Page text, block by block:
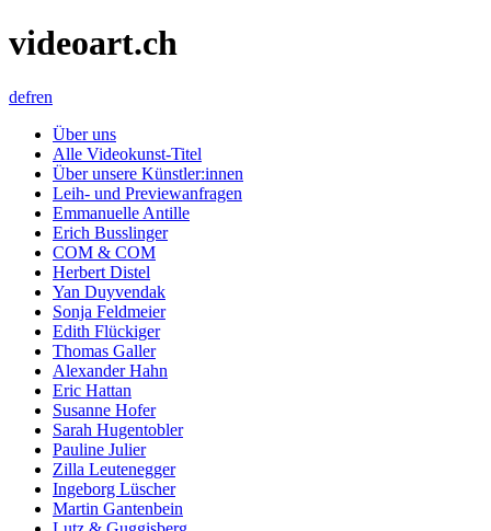
videoart.ch
defren
Über uns
Alle Videokunst-Titel
Über unsere Künstler:innen
Leih- und Previewanfragen
Emmanuelle Antille
Erich Busslinger
COM & COM
Herbert Distel
Yan Duyvendak
Sonja Feldmeier
Edith Flückiger
Thomas Galler
Alexander Hahn
Eric Hattan
Susanne Hofer
Sarah Hugentobler
Pauline Julier
Zilla Leutenegger
Ingeborg Lüscher
Martin Gantenbein